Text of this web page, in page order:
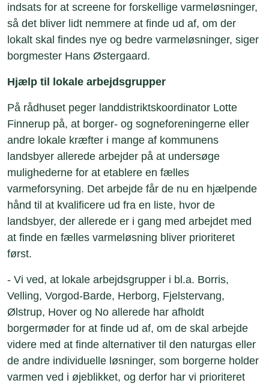
indsats for at screene for forskellige varmeløsninger,
så det bliver lidt nemmere at finde ud af, om der
lokalt skal findes nye og bedre varmeløsninger, siger
borgmester Hans Østergaard.
Hjælp til lokale arbejdsgrupper
På rådhuset peger landdistriktskoordinator Lotte
Finnerup på, at borger- og sogneforeningerne eller
andre lokale kræfter i mange af kommunens
landsbyer allerede arbejder på at undersøge
mulighederne for at etablere en fælles
varmeforsyning. Det arbejde får de nu en hjælpende
hånd til at kvalificere ud fra en liste, hvor de
landsbyer, der allerede er i gang med arbejdet med
at finde en fælles varmeløsning bliver prioriteret
først.
- Vi ved, at lokale arbejdsgrupper i bl.a. Borris,
Velling, Vorgod-Barde, Herborg, Fjelstervang,
Ølstrup, Hover og No allerede har afholdt
borgermøder for at finde ud af, om de skal arbejde
videre med at finde alternativer til den naturgas eller
de andre individuelle løsninger, som borgerne holder
varmen ved i øjeblikket, og derfor har vi prioriteret